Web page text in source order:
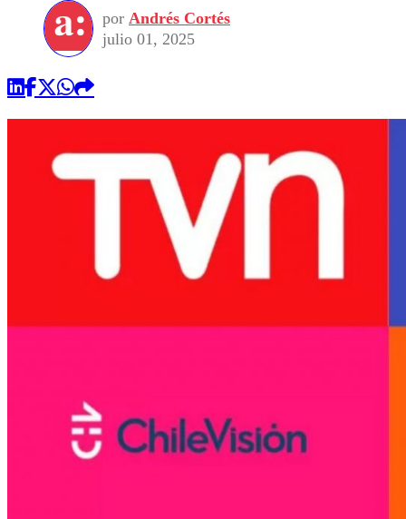
Torneo Internacional
Torneo Nacional
Internacional
Nacional
Programas
Comercial
por Andrés Cortés
julio 01, 2025